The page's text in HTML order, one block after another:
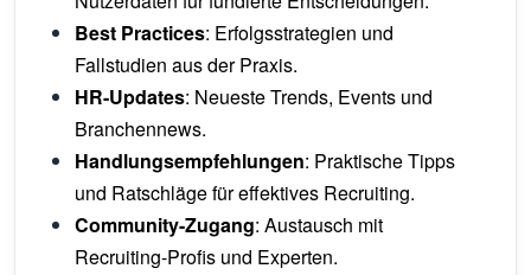
Best Practices: Erfolgsstrategien und
Fallstudien aus der Praxis.
HR-Updates: Neueste Trends, Events und
Branchennews.
Handlungsempfehlungen: Praktische Tipps
und Ratschläge für effektives Recruiting.
Community-Zugang: Austausch mit
Recruiting-Profis und Experten.